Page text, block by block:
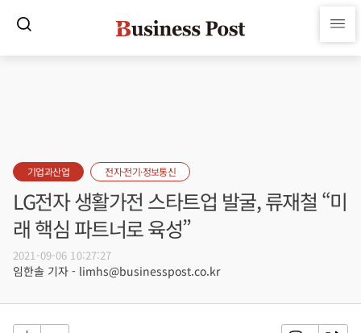
기업과산업 전자·전기·정보통신
LG전자 생활가전 스타트업 발굴, 류재철 “미
래 핵심 파트너로 육성”
2021-09-06 10:27:27
임한솔 기자 - limhs@businesspost.co.kr